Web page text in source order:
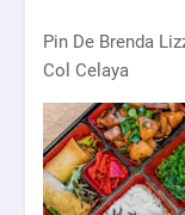
Pin De Brenda
Col Celaya